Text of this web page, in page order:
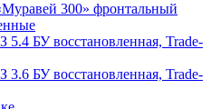
300» фронтальный
5.4 БУ восстановленная, Trade-
3.6 БУ восстановленная, Trade-